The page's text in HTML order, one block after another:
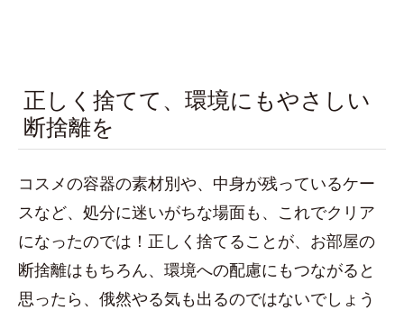
正しく捨てて、環境にもやさしい
断捨離を
コスメの容器の素材別や、中身が残っているケー
スなど、処分に迷いがちな場面も、これでクリア
になったのでは！正しく捨てることが、お部屋の
断捨離はもちろん、環境への配慮にもつながると
思ったら、俄然やる気も出るのではないでしょう